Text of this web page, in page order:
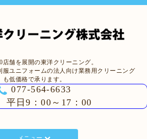
店舗を展開の東洋クリーニング。
服ユニフォームの法人向け業務用クリーニング
も低価格で承ります。
077-564-6633
日9：00～17：00